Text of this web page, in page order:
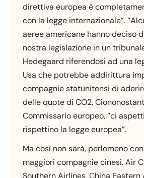
direttiva europea è
con la legge internazionale”.
aeree americane hanno deciso
nostra legislazione in un
Hedegaard riferendosi ad una
Usa che potrebbe addirittura
compagnie statunitensi di
delle quote di CO2.
Commissario europeo, “ci
rispettino la legge europea”.
Ma così non sarà, perlomeno
maggiori compagnie cinesi. Air
Southern Airlines, China Eastern